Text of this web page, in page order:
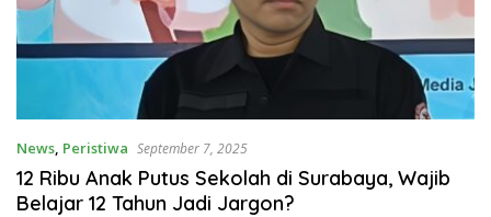
News, Peristiwa September 7, 2025
12 Ribu Anak Putus Sekolah di Surabaya, Wajib
Belajar 12 Tahun Jadi Jargon?